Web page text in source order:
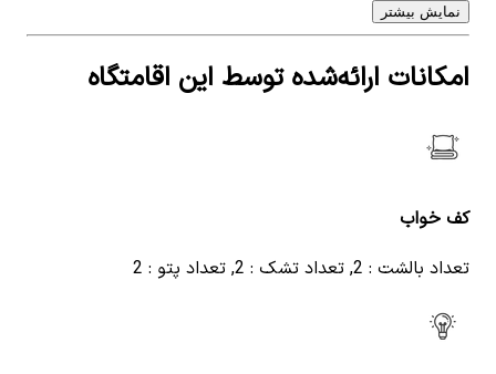
نمایش بیشتر
امکانات ارائه‌شده توسط این اقامتگاه
کف خواب
تعداد بالشت : 2, تعداد تشک : 2, تعداد پتو : 2